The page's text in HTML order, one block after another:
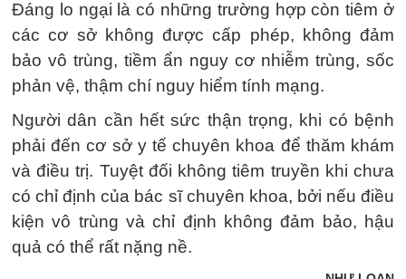
Đáng lo ngại là có những trường hợp còn tiêm ở
các cơ sở không được cấp phép, không đảm
bảo vô trùng, tiềm ẩn nguy cơ nhiễm trùng, sốc
phản vệ, thậm chí nguy hiểm tính mạng.
Người dân cần hết sức thận trọng, khi có bệnh
phải đến cơ sở y tế chuyên khoa để thăm khám
và điều trị. Tuyệt đối không tiêm truyền khi chưa
có chỉ định của bác sĩ chuyên khoa, bởi nếu điều
kiện vô trùng và chỉ định không đảm bảo, hậu
quả có thể rất nặng nề.